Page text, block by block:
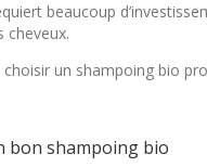
beaucoup
cheveux.
un shampoing bio
bon shampoing bio